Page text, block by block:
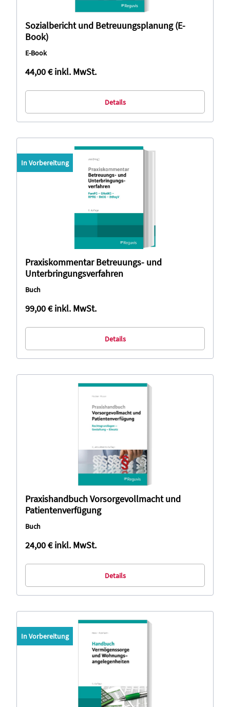
Sozialbericht und Betreuungsplanung (E-
Book)
E-Book
44,00 €inkl. MwSt.
Details
In Vorbereitung
Praxiskommentar Betreuungs- und
Unterbringungsverfahren
Buch
99,00 €inkl. MwSt.
Details
Praxishandbuch Vorsorgevollmacht und
Patientenverfügung
Buch
24,00 €inkl. MwSt.
Details
In Vorbereitung